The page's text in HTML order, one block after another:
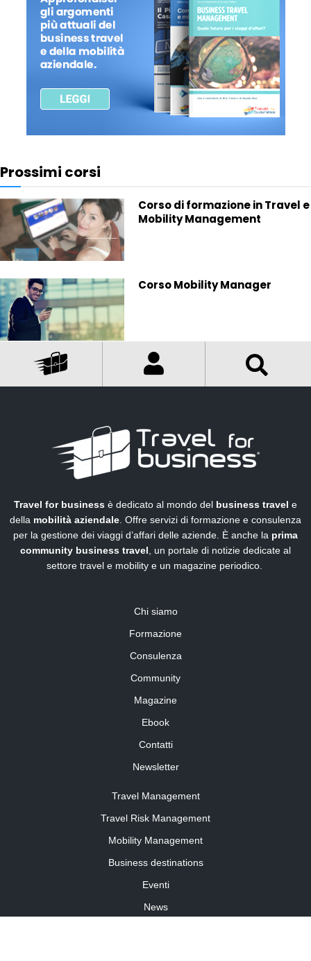
Prossimi corsi
Corso di formazione in Travel e
Mobility Management
Corso Mobility Manager
Travel for business è dedicato al mondo del business travel e
della mobilità aziendale . Offre servizi di formazione e consulenza
per la gestione dei viaggi d’affari delle aziende. È anche la prima
community business travel , un portale di notizie dedicate al
settore travel e mobility e un magazine periodico.
Chi siamo
Formazione
Consulenza
Community
Magazine
Ebook
Contatti
Newsletter
Travel Management
Travel Risk Management
Mobility Management
Business destinations
Eventi
News